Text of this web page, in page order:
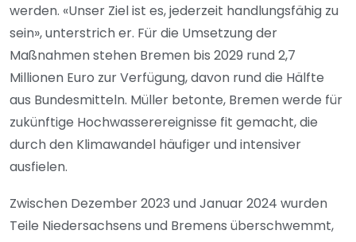
werden. «Unser Ziel ist es, jederzeit handlungsfähig zu
sein», unterstrich er. Für die Umsetzung der
Maßnahmen stehen Bremen bis 2029 rund 2,7
Millionen Euro zur Verfügung, davon rund die Hälfte
aus Bundesmitteln. Müller betonte, Bremen werde für
zukünftige Hochwasserereignisse fit gemacht, die
durch den Klimawandel häufiger und intensiver
ausfielen.
Zwischen Dezember 2023 und Januar 2024 wurden
Teile Niedersachsens und Bremens überschwemmt,